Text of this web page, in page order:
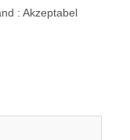
: Akzeptabel